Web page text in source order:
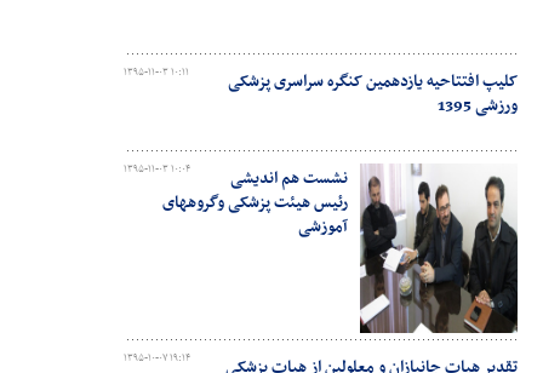
۱۳۹۵-۱۱-۰۳ ۱۰:۱۱
کلیپ افتتاحیه یازدهمین کنگره سراسری پزشکی
ورزشی 1395
۱۳۹۵-۱۱-۰۳ ۱۰:۰۴
نشست هم اندیشی
رئیس هیئت پزشکی وگروههای
آموزشی
۱۳۹۵-۱۰-۰۷ ۱۹:۱۴
تقدیر هیات جانبازان و معلولین از هیات پزشکی